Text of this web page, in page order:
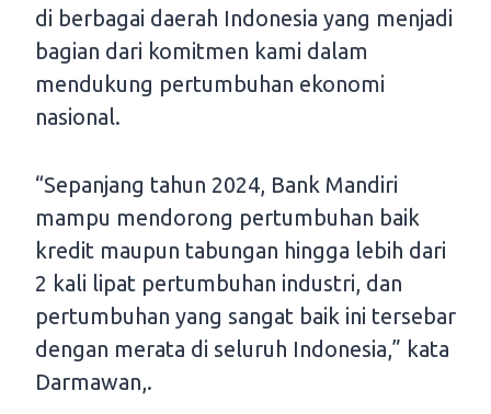
di berbagai daerah Indonesia yang menjadi
bagian dari komitmen kami dalam
mendukung pertumbuhan ekonomi
nasional.
“Sepanjang tahun 2024, Bank Mandiri
mampu mendorong pertumbuhan baik
kredit maupun tabungan hingga lebih dari
2 kali lipat pertumbuhan industri, dan
pertumbuhan yang sangat baik ini tersebar
dengan merata di seluruh Indonesia,” kata
Darmawan,.